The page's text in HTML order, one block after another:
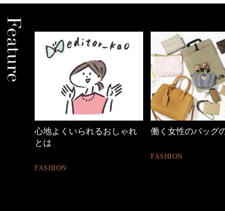
働く女性のバッグの中身
優木まおみさん「